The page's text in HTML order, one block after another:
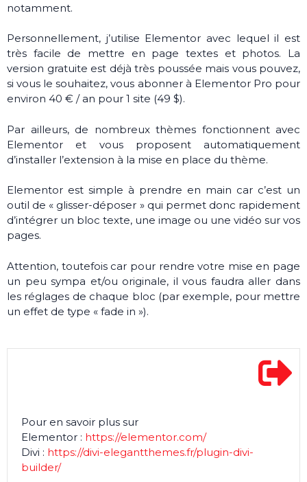
notamment.
Personnellement, j’utilise Elementor avec lequel il est
très facile de mettre en page textes et photos. La
version gratuite est déjà très poussée mais vous pouvez,
si vous le souhaitez, vous abonner à Elementor Pro pour
environ 40 € / an pour 1 site (49 $).
Par ailleurs, de nombreux thèmes fonctionnent avec
Elementor et vous proposent automatiquement
d’installer l’extension à la mise en place du thème.
Elementor est simple à prendre en main car c’est un
outil de « glisser-déposer » qui permet donc rapidement
d’intégrer un bloc texte, une image ou une vidéo sur vos
pages.
Attention, toutefois car pour rendre votre mise en page
un peu sympa et/ou originale, il vous faudra aller dans
les réglages de chaque bloc (par exemple, pour mettre
un effet de type « fade in »).
Pour en savoir plus sur
Elementor : https://elementor.com/
Divi : https://divi-elegantthemes.fr/plugin-divi-
builder/